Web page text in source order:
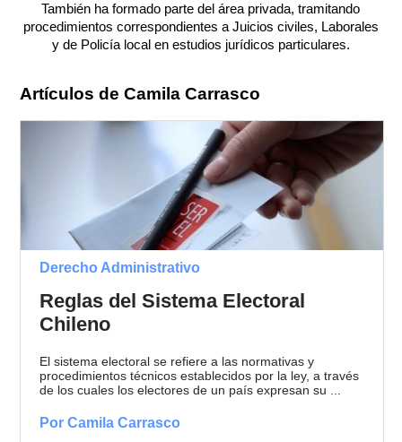
También ha formado parte del área privada, tramitando
procedimientos correspondientes a Juicios civiles, Laborales
y de Policía local en estudios jurídicos particulares.
Artículos de Camila Carrasco
Derecho Administrativo
Reglas del Sistema Electoral
Chileno
El sistema electoral se refiere a las normativas y
procedimientos técnicos establecidos por la ley, a través
de los cuales los electores de un país expresan su ...
Por Camila Carrasco